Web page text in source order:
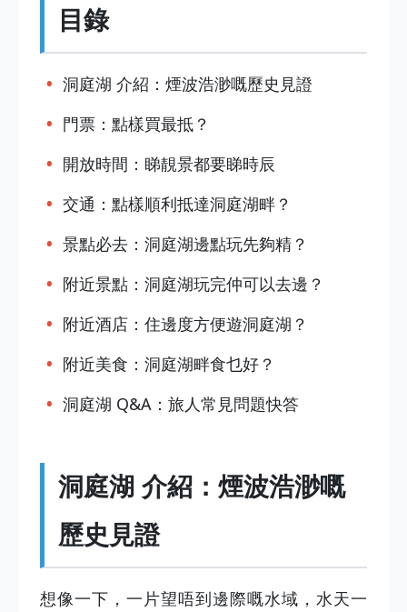
目錄
洞庭湖 介紹：煙波浩渺嘅歷史見證
門票：點樣買最抵？
開放時間：睇靚景都要睇時辰
交通：點樣順利抵達洞庭湖畔？
景點必去：洞庭湖邊點玩先夠精？
附近景點：洞庭湖玩完仲可以去邊？
附近酒店：住邊度方便遊洞庭湖？
附近美食：洞庭湖畔食乜好？
洞庭湖 Q&A：旅人常見問題快答
洞庭湖 介紹：煙波浩渺嘅
歷史見證
想像一下，一片望唔到邊際嘅水域，水天一